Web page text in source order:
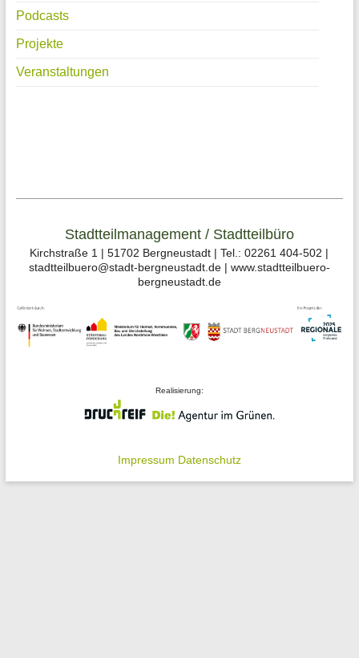
Podcasts
Projekte
Veranstaltungen
Stadtteilmanagement / Stadtteilbüro
Kirchstraße 1 | 51702 Bergneustadt | Tel.: 02261 404-502 |
stadtteilbuero@stadt-bergneustadt.de | www.stadtteilbuero-
bergneustadt.de
Realisierung:
Impressum Datenschutz